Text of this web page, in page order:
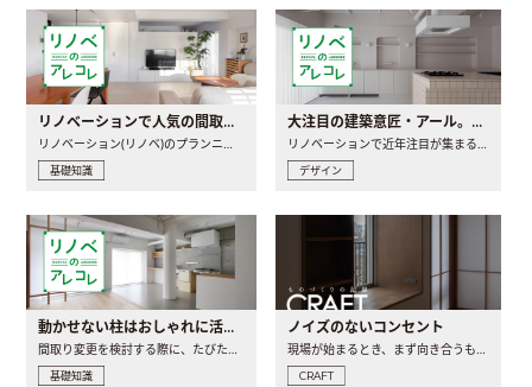
リノベーションで人気の間取りとは？トレンドの間取りと実例を徹底解説
リノベーション(リノベ)のプランニングで一番最初に決めるのは..
基礎知識
大注目の建築意匠・アール。人気の理由と空間に取り入れるポイント
リノベーションで近年注目が集まる建築意匠の一つであるアール..
デザイン
動かせない柱はおしゃれに活用！柱を魅せるリノベーション(リノベ)4選
間取り変更を検討する際に、たびたび皆さんの頭を悩ませる動か..
基礎知識
ノイズのないコンセント
現場が始まるとき、まず向き合うものの一つがコンセントです..
CRAFT